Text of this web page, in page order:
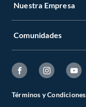
Nuestra Empresa
Comunidades
Términos y Condiciones